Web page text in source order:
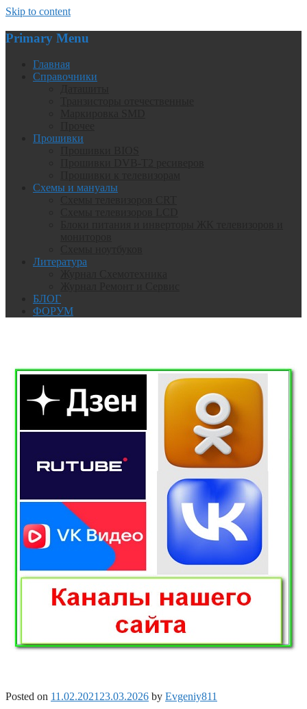
Skip to content
Primary Menu
Главная
Справочники
Прошивки
Схемы и мануалы
Литература
БЛОГ
ФОРУМ
Posted on 11.02.202123.03.2026 by Evgeniy811